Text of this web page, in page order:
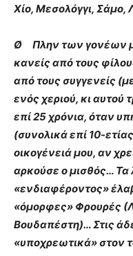
Χίο, Μεσολόγγι, Σάμο,
Ø Πλην των γονέων
κανείς από τους
από τους συγγενείς
ενός χεριού, κι
επί 25 χρόνια, όταν
(συνολικά επί 10-
οικογένειά μου, αν
αρκούσε ο μισθός…
«ενδιαφέροντος»
«όμορφες» Φρουρές
Βουδαπέστη)… Στις
«υποχρεωτικά» στον